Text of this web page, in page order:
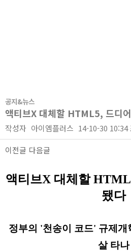
공지&뉴스
액티브X 대체할 HTML5, 드디
작성자 아이엠플러스 14-10-30 10:34
이전글 다음글
본문
액티브X 대체할
됐다
정부의 '천송이 코드' 규제
살 타나